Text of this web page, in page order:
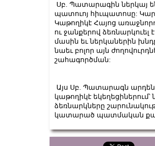
Սբ. Պատարագին ներկայ
պատուոյ հիւպատոսը:
Կաթողիկէ Հայոց
ու ջանքերով
մասին եւ ներկաներին
նաեւ բոլոր այն
շահագործման:
Այս Սբ. Պատարագն արդեն
կաթողիկէ
ձեռնարկները
կատարած պատմական